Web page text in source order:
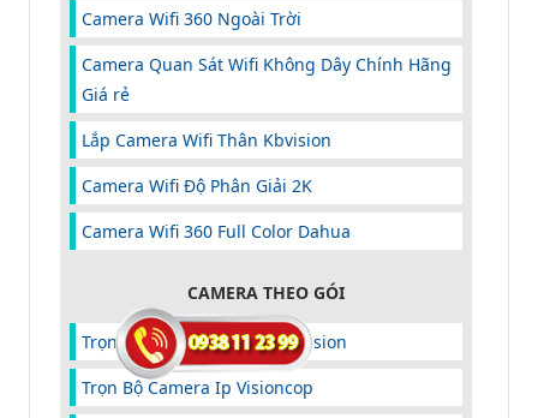
Camera Wifi 360 Ngoài Trời
Camera Quan Sát Wifi Không Dây Chính Hãng
Giá rẻ
Lắp Camera Wifi Thân Kbvision
Camera Wifi Độ Phân Giải 2K
Camera Wifi 360 Full Color Dahua
CAMERA THEO GÓI
Trọn Bộ Camera Ghi Âm Kbvision
Trọn Bộ Camera Ip Visioncop